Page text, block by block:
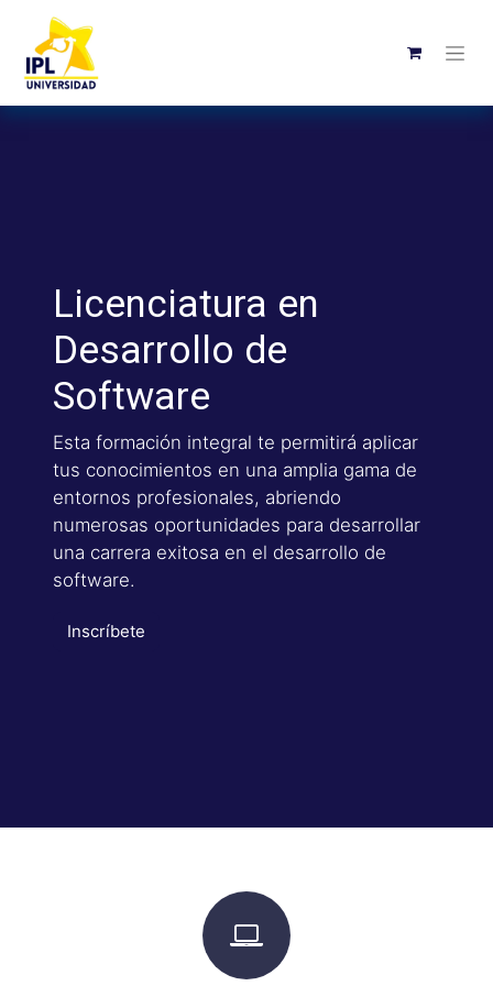
Licenciatura en
Desarrollo de
Software
Esta formación integral te permitirá aplicar
tus conocimientos en una amplia gama de
entornos profesionales, abriendo
numerosas oportunidades para desarrollar
una carrera exitosa en el desarrollo de
software.
Inscríbete